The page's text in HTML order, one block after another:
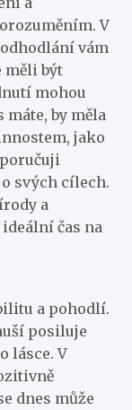
V
vám
měli být
mohou
by měla
jako
svých cílech.
a
čas na
a pohodlí.
posiluje
lásce. V
dnes může